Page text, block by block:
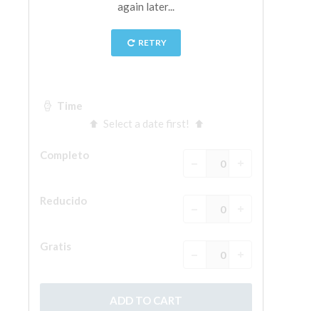
Palazzo Vecchio
Reserve ahora
Sólo billetes con entrada rápida
FRANÇAIS